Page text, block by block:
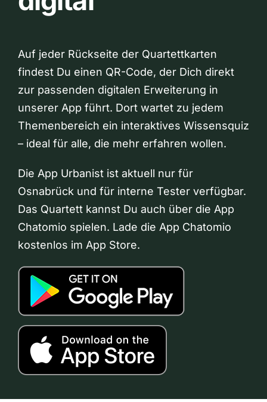
Auf jeder Rückseite der Quartettkarten
findest Du einen QR-Code, der Dich direkt
zur passenden digitalen Erweiterung in
unserer App führt. Dort wartet zu jedem
Themenbereich ein interaktives Wissensquiz
– ideal für alle, die mehr erfahren wollen.
Die App Urbanist ist aktuell nur für
Osnabrück und für interne Tester verfügbar.
Das Quartett kannst Du auch über die App
Chatomio spielen. Lade die App Chatomio
kostenlos im App Store.